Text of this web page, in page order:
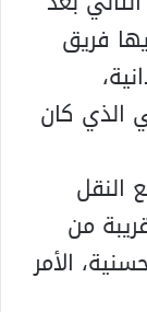
فريق
الذي كان
النقل
من
الأمر